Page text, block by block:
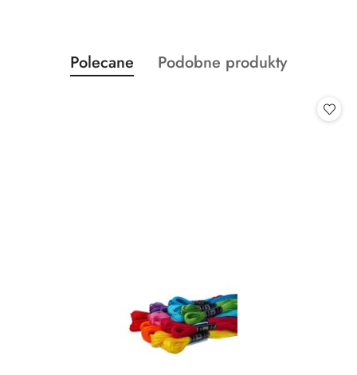
Pomiń karuzelę produktów
Produkty
o
Polecane
Produkty
Podobne produkty